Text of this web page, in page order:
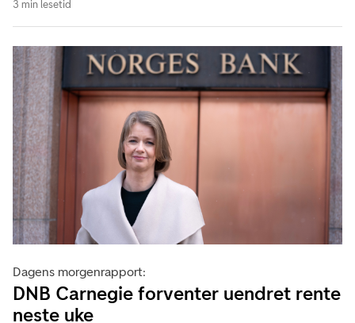
3 min lesetid
Dagens morgenrapport:
DNB Carnegie forventer uendret rente
neste uke